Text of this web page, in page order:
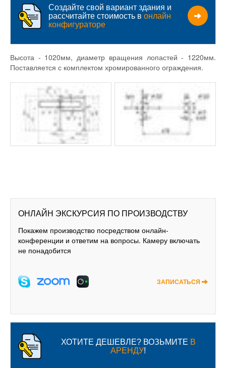
Создайте свой вариант здания и
рассчитайте стоимость в онлайн
конфигураторе
Высота - 1020мм, диаметр вращения лопастей - 1220мм.
Поставляется с комплектом хромированного ограждения.
ОНЛАЙН ЭКСКУРСИЯ ПО ПРОИЗВОДСТВУ
Покажем производство посредством онлайн-
конференции и ответим на вопросы. Камеру включать
не понадобится
ЗАПИСАТЬСЯ
ХОТИТЕ ДЕШЕВЛЕ? ВОЗЬМИТЕ В
АРЕНДУ!